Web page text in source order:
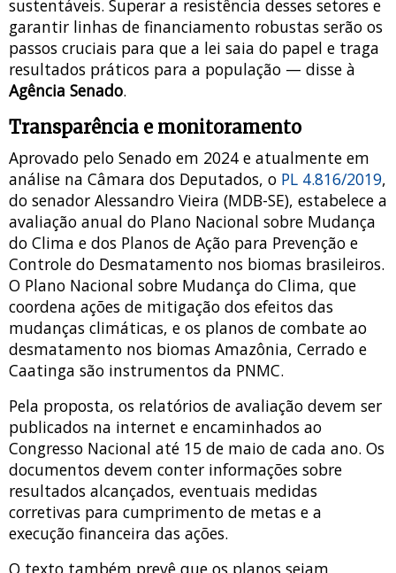
sustentáveis. Superar a resistência desses setores e
garantir linhas de financiamento robustas serão os
passos cruciais para que a lei saia do papel e traga
resultados práticos para a população — disse à
Agência Senado.
Transparência e monitoramento
Aprovado pelo Senado em 2024 e atualmente em
análise na Câmara dos Deputados, o PL 4.816/2019,
do senador Alessandro Vieira (MDB-SE), estabelece a
avaliação anual do Plano Nacional sobre Mudança
do Clima e dos Planos de Ação para Prevenção e
Controle do Desmatamento nos biomas brasileiros.
O Plano Nacional sobre Mudança do Clima, que
coordena ações de mitigação dos efeitos das
mudanças climáticas, e os planos de combate ao
desmatamento nos biomas Amazônia, Cerrado e
Caatinga são instrumentos da PNMC.
Pela proposta, os relatórios de avaliação devem ser
publicados na internet e encaminhados ao
Congresso Nacional até 15 de maio de cada ano. Os
documentos devem conter informações sobre
resultados alcançados, eventuais medidas
corretivas para cumprimento de metas e a
execução financeira das ações.
O texto também prevê que os planos sejam